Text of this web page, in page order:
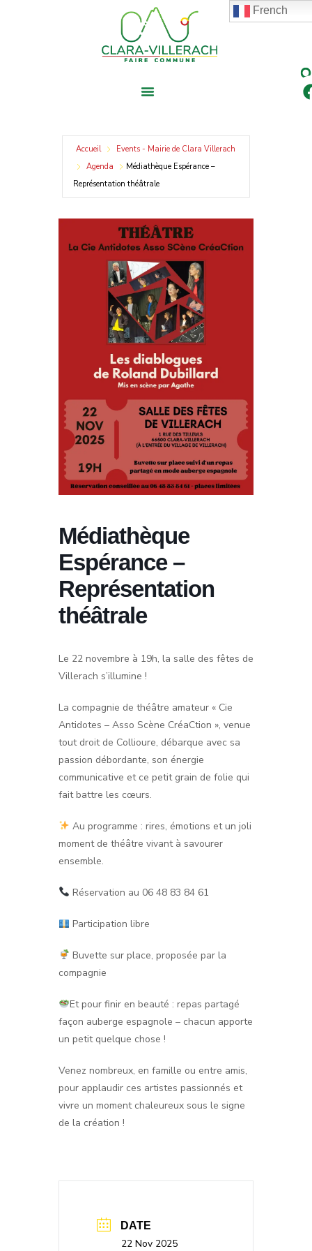
Accueil
Events - Mairie de Clara Villerach
Agenda
Médiathèque Espérance –
Représentation théâtrale
Médiathèque
Espérance –
Représentation
théâtrale
Le 22 novembre à 19h, la salle des fêtes de
Villerach s’illumine !
La compagnie de théâtre amateur « Cie
Antidotes – Asso Scène CréaCtion », venue
tout droit de Collioure, débarque avec sa
passion débordante, son énergie
communicative et ce petit grain de folie qui
fait battre les cœurs.
Au programme : rires, émotions et un joli
moment de théâtre vivant à savourer
ensemble.
Réservation au 06 48 83 84 61
Participation libre
Buvette sur place, proposée par la
compagnie
Et pour finir en beauté : repas partagé
façon auberge espagnole – chacun apporte
un petit quelque chose !
Venez nombreux, en famille ou entre amis,
pour applaudir ces artistes passionnés et
vivre un moment chaleureux sous le signe
de la création !
DATE
22 Nov 2025
French